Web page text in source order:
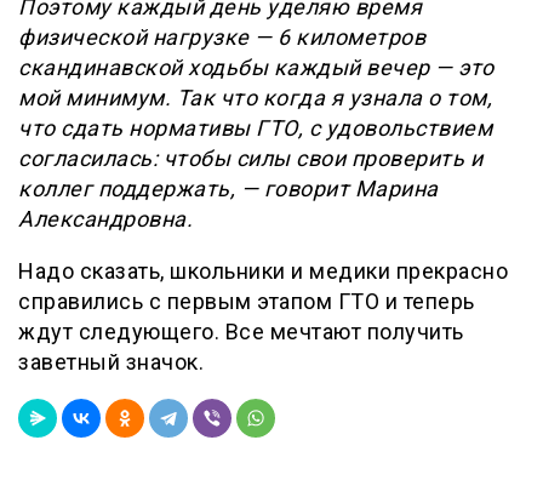
Поэтому каждый день уделяю время
физической нагрузке — 6 километров
скандинавской ходьбы каждый вечер — это
мой минимум. Так что когда я узнала о том,
что сдать нормативы ГТО, с удовольствием
согласилась: чтобы силы свои проверить и
коллег поддержать, — говорит Марина
Александровна.
Надо сказать, школьники и медики прекрасно
справились с первым этапом ГТО и теперь
ждут следующего. Все мечтают получить
заветный значок.